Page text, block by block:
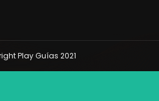
Play Guías 2021